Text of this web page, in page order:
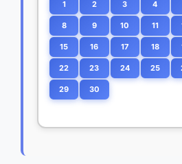
1 2 3 4
8 9 10 11
15 16 17 18
22 23 24 25
29 30